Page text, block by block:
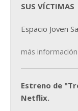
SUS VÍCTIMAS
Espacio Joven
más información
Estreno de
Netflix.